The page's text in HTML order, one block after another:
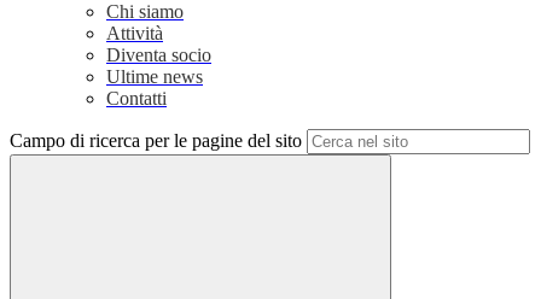
Chi siamo
Attività
Diventa socio
Ultime news
Contatti
Campo di ricerca per le pagine del sito